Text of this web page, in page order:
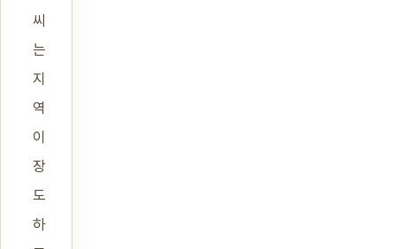
씨
는
지
역
이
장
도
하